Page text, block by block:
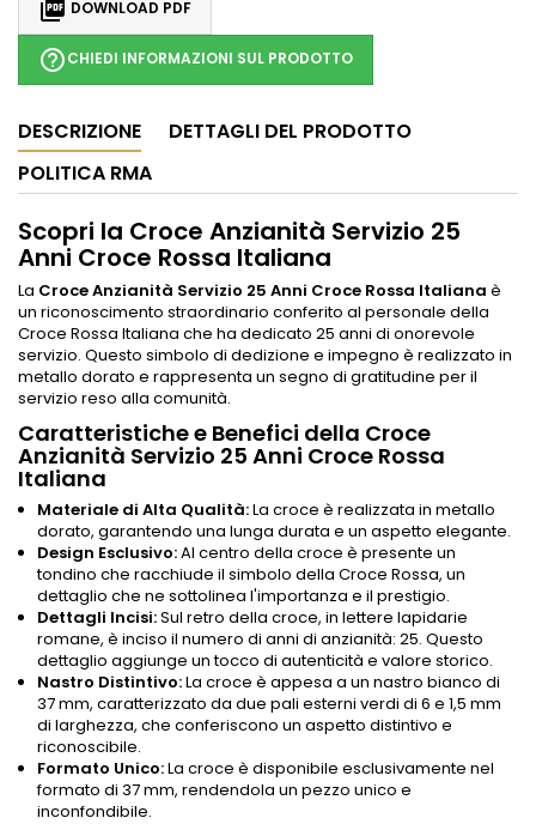
 DOWNLOAD PDF
help_outlineCHIEDI INFORMAZIONI SUL PRODOTTO
DESCRIZIONE
DETTAGLI DEL PRODOTTO
POLITICA RMA
Scopri la Croce Anzianità Servizio 25
Anni Croce Rossa Italiana
La Croce Anzianità Servizio 25 Anni Croce Rossa Italiana è
un riconoscimento straordinario conferito al personale della
Croce Rossa Italiana che ha dedicato 25 anni di onorevole
servizio. Questo simbolo di dedizione e impegno è realizzato in
metallo dorato e rappresenta un segno di gratitudine per il
servizio reso alla comunità.
Caratteristiche e Benefici della Croce
Anzianità Servizio 25 Anni Croce Rossa
Italiana
Materiale di Alta Qualità:La croce è realizzata in metallo
dorato, garantendo una lunga durata e un aspetto elegante.
Design Esclusivo:Al centro della croce è presente un
tondino che racchiude il simbolo della Croce Rossa, un
dettaglio che ne sottolinea l'importanza e il prestigio.
Dettagli Incisi:Sul retro della croce, in lettere lapidarie
romane, è inciso il numero di anni di anzianità: 25. Questo
dettaglio aggiunge un tocco di autenticità e valore storico.
Nastro Distintivo:La croce è appesa a un nastro bianco di
37 mm, caratterizzato da due pali esterni verdi di 6 e 1,5 mm
di larghezza, che conferiscono un aspetto distintivo e
riconoscibile.
Formato Unico:La croce è disponibile esclusivamente nel
formato di 37 mm, rendendola un pezzo unico e
inconfondibile.